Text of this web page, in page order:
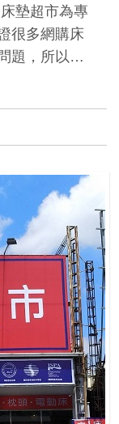
墊超市為專
很多網購床
題，所以…